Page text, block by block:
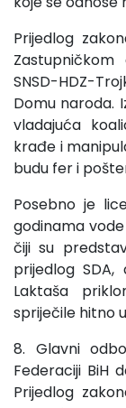
Prijedlog
Zastupničkom
SNSD-HDZ-
Domu naroda.
vladajuća
krađe i
budu fer i
Posebno je
godinama
čiji su
prijedlog
Laktaša
spriječile hitno
8. Glavni
Federaciji BiH
Prijedlog